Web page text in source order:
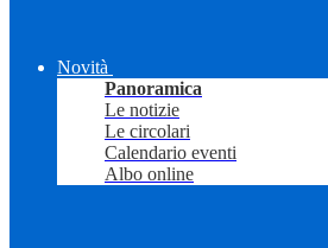
Novità
Panoramica
Le notizie
Le circolari
Calendario eventi
Albo online